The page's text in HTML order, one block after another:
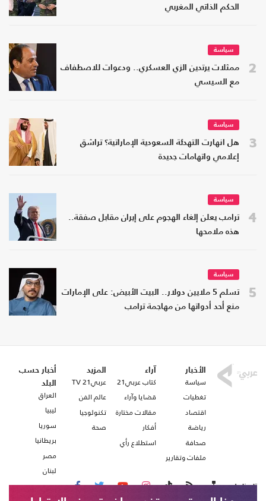
الحكم الذاتي المغربي
2
سياسة
ممثلات يرتدين الزي العسكري.. ودعوات للاصطفاف
مع السيسي
3
سياسة
هل انهارت التهدئة السعودية الإماراتية؟ تراشق
إعلامي واتهامات جديدة
4
سياسة
ترامب يعلن إلغاء الهجوم على إيران مقابل صفقة..
هذه ملامحها
5
سياسة
تسلم 5 ملايين دولار.. البيت الأبيض: على الإمارات
منع أحد أدواتها من مهاجمة ترامب
الأخبار
سياسة
تغطيات
اقتصاد
رياضة
صحافة
ملفات وتقارير
آراء
كتاب عربي21
قضايا وآراء
مقالات مختارة
أفكار
استطلاع رأي
المزيد
عربي21 TV
عالم الفن
تكنولوجيا
صحة
أخبار حسب
البلد
العراق
ليبيا
سوريا
بريطانيا
مصر
لبنان
تابعنا على